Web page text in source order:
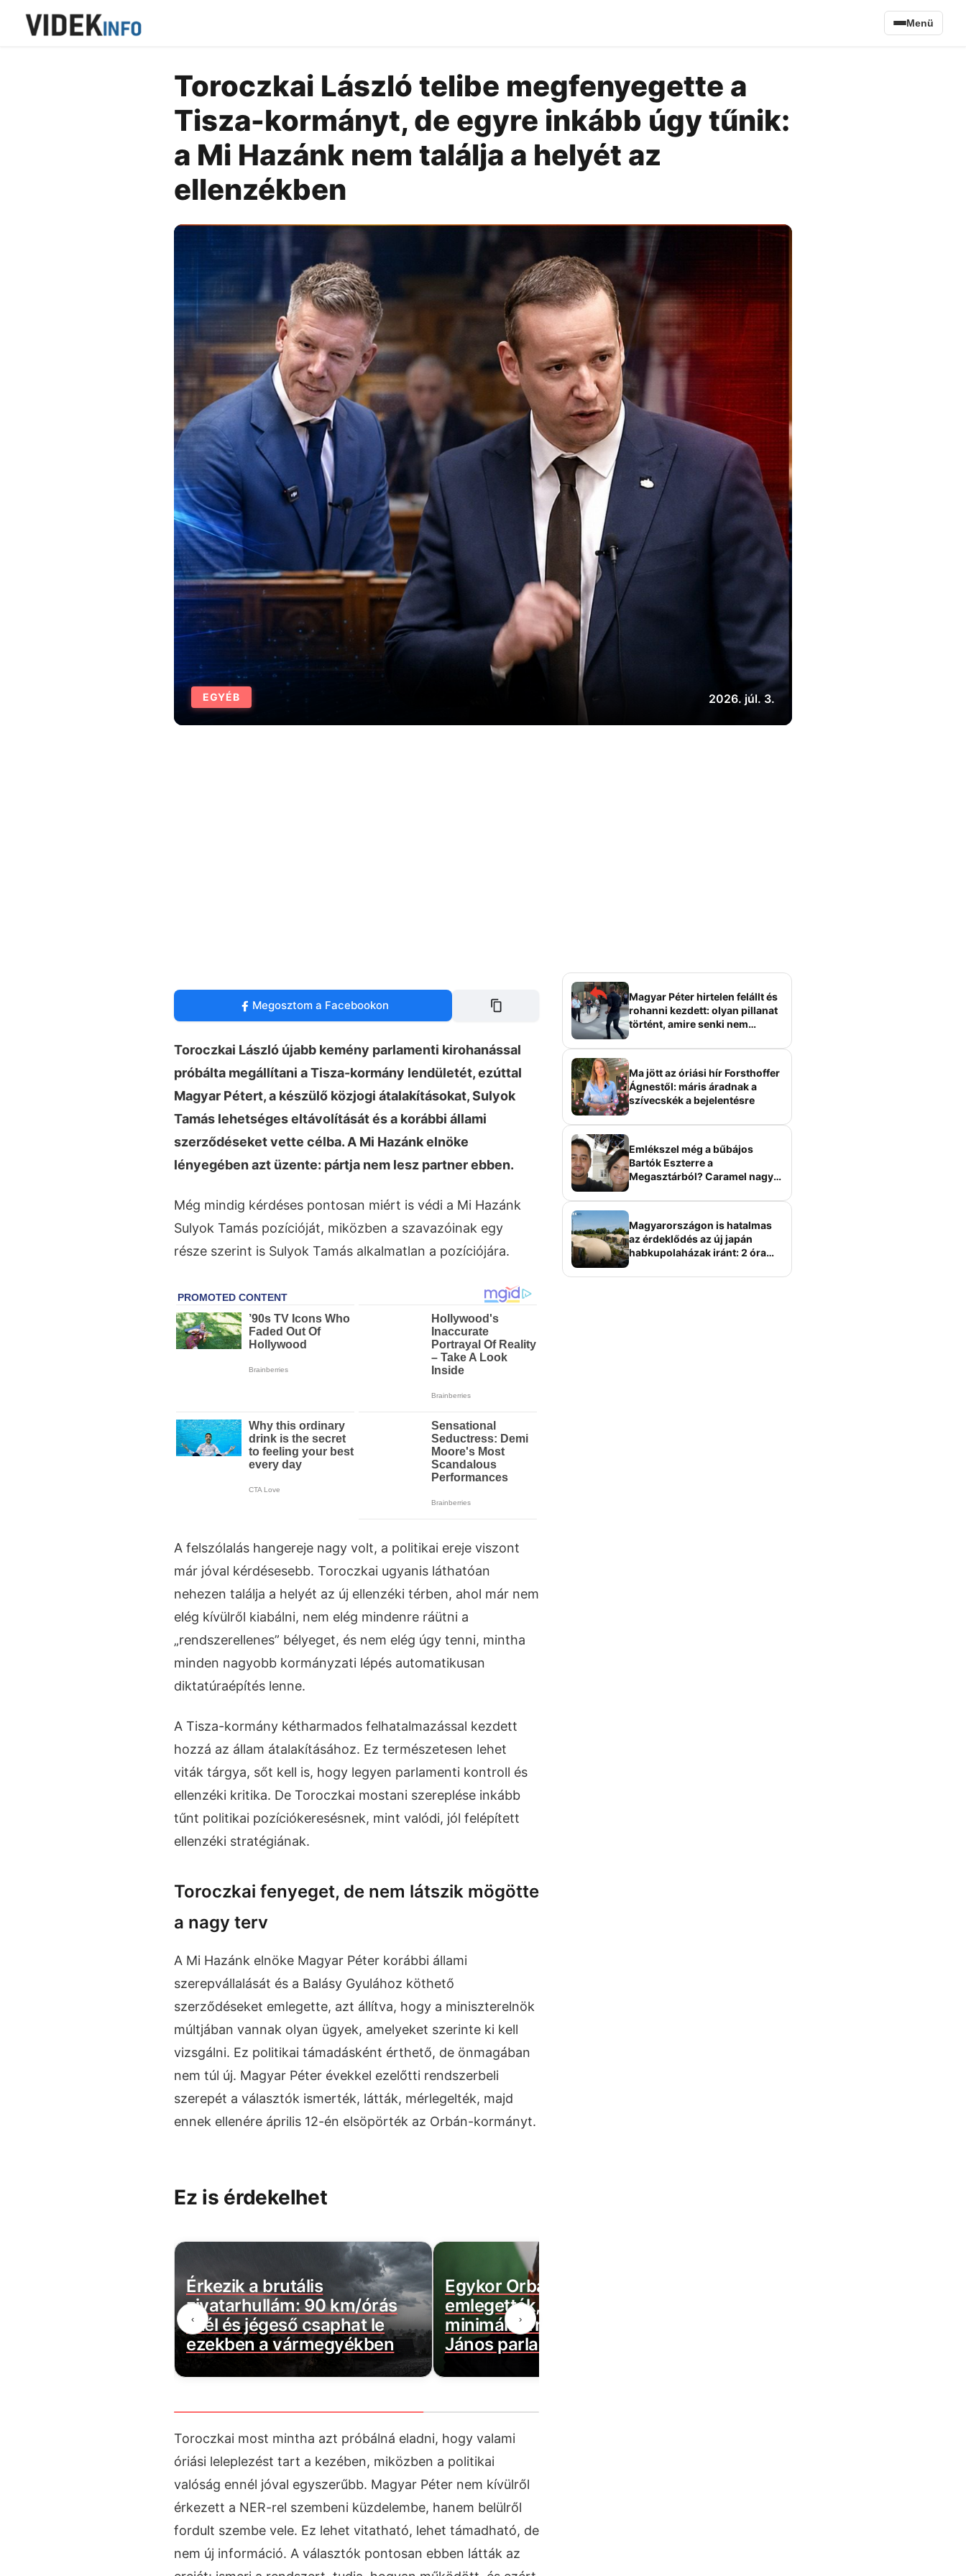
Menü
Toroczkai László telibe megfenyegette a
Tisza-kormányt, de egyre inkább úgy tűnik:
a Mi Hazánk nem találja a helyét az
ellenzékben
EGYÉB 2026. júl. 3.
Megosztom a Facebookon
Toroczkai László újabb kemény parlamenti kirohanással
próbálta megállítani a Tisza-kormány lendületét, ezúttal
Magyar Pétert, a készülő közjogi átalakításokat, Sulyok
Tamás lehetséges eltávolítását és a korábbi állami
szerződéseket vette célba. A Mi Hazánk elnöke
lényegében azt üzente: pártja nem lesz partner ebben.
Még mindig kérdéses pontosan miért is védi a Mi Hazánk
Sulyok Tamás pozícióját, miközben a szavazóinak egy
része szerint is Sulyok Tamás alkalmatlan a pozíciójára.
A felszólalás hangereje nagy volt, a politikai ereje viszont
már jóval kérdésesebb. Toroczkai ugyanis láthatóan
nehezen találja a helyét az új ellenzéki térben, ahol már nem
elég kívülről kiabálni, nem elég mindenre ráütni a
„rendszerellenes” bélyeget, és nem elég úgy tenni, mintha
minden nagyobb kormányzati lépés automatikusan
diktatúraépítés lenne.
A Tisza-kormány kétharmados felhatalmazással kezdett
hozzá az állam átalakításához. Ez természetesen lehet
viták tárgya, sőt kell is, hogy legyen parlamenti kontroll és
ellenzéki kritika. De Toroczkai mostani szereplése inkább
tűnt politikai pozíciókeresésnek, mint valódi, jól felépített
ellenzéki stratégiának.
Toroczkai fenyeget, de nem látszik mögötte
a nagy terv
A Mi Hazánk elnöke Magyar Péter korábbi állami
szerepvállalását és a Balásy Gyulához köthető
szerződéseket emlegette, azt állítva, hogy a miniszterelnök
múltjában vannak olyan ügyek, amelyeket szerinte ki kell
vizsgálni. Ez politikai támadásként érthető, de önmagában
nem túl új. Magyar Péter évekkel ezelőtti rendszerbeli
szerepét a választók ismerték, látták, mérlegelték, majd
ennek ellenére április 12-én elsöpörték az Orbán-kormányt.
Ez is érdekelhet
‹
Érkezik a brutális
zivatarhullám: 90 km/órás
szél és jégeső csaphat le
ezekben a vármegyékben
Egykor Orbán utódjaként
emlegették, most
minimálbérre vágták Lázár
János parlamenti fizetését
›
Toroczkai most mintha azt próbálná eladni, hogy valami
óriási leleplezést tart a kezében, miközben a politikai
valóság ennél jóval egyszerűbb. Magyar Péter nem kívülről
érkezett a NER-rel szembeni küzdelembe, hanem belülről
fordult szembe vele. Ez lehet vitatható, lehet támadható, de
nem új információ. A választók pontosan ebben látták az
Magyar Péter hirtelen felállt és
rohanni kezdett: olyan pillanat
történt, amire senki nem
Ma jött az óriási hír Forsthoffer
Ágnestől: máris áradnak a
szívecskék a bejelentésre
Emlékszel még a bűbájos
Bartók Eszterre a
Megasztárból? Caramel nagy
Magyarországon is hatalmas
az érdeklődés az új japán
habkupolaházak iránt: 2 óra
elképesztő áron hirdetik őket